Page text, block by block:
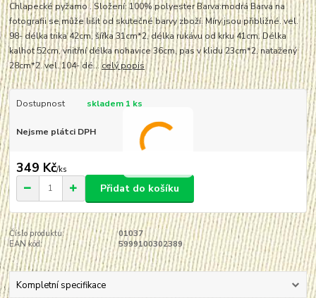
Chlapecké pyžamo . Složení: 100% polyester Barva:modrá Barva na
fotografii se může lišit od skutečné barvy zboží. Míry jsou přibližné. vel.
98- délka trika 42cm, šířka 31cm*2, délka rukávu od krku 41cm. Délka
kalhot 52cm, vnitřní délka nohavice 36cm, pas v klidu 23cm*2, natažený
28cm*2. vel. 104- dé...celý popis
Dostupnost skladem 1 ks
Nejsme plátci DPH
349 Kč/ks
Přidat do košíku
Číslo produktu:
01037
EAN kód:
5999100302389
Kompletní specifikace